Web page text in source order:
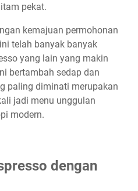
pekat.
kemajuan permohonan
telah banyak banyak
yang lain yang makin
bertambah sedap dan
paling diminati merupakan
jadi menu unggulan
modern.
dengan